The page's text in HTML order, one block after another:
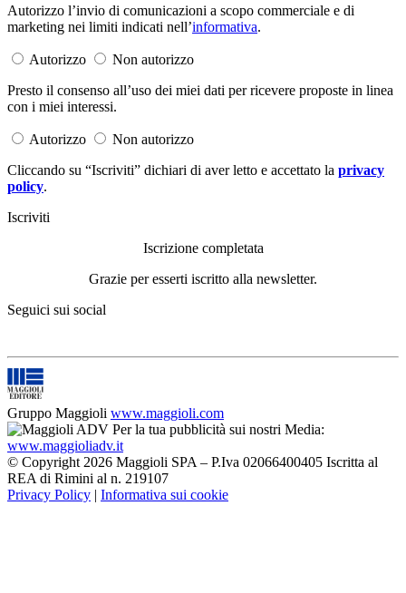
Autorizzo l’invio di comunicazioni a scopo commerciale e di
marketing nei limiti indicati nell’informativa.
Autorizzo
Non autorizzo
Presto il consenso all’uso dei miei dati per ricevere proposte in linea
con i miei interessi.
Autorizzo
Non autorizzo
Cliccando su “Iscriviti” dichiari di aver letto e accettato la privacy
policy.
Iscriviti
Iscrizione completata
Grazie per esserti iscritto alla newsletter.
Seguici sui social
Gruppo Maggioli www.maggioli.com
Per la tua pubblicità sui nostri Media:
www.maggioliadv.it
© Copyright 2026 Maggioli SPA – P.Iva 02066400405 Iscritta al
REA di Rimini al n. 219107
Privacy Policy | Informativa sui cookie